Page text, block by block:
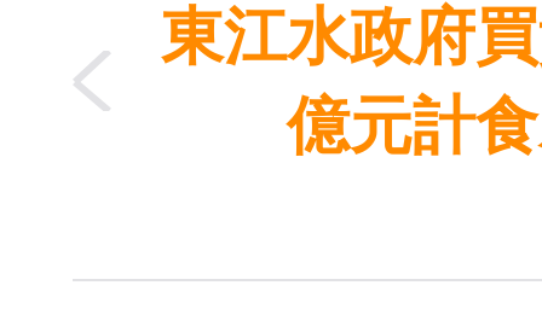
東江水政府
億元計